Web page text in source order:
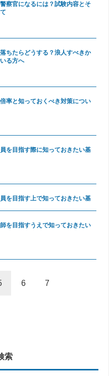
警察官になるには？試験内容とそ
ちたらどうする？浪人すべきか
る方へ
率と知っておくべき対策につい
を目指す際に知っておきたい基
を目指す上で知っておきたい基
を目指すうえで知っておきたい
6 7
索